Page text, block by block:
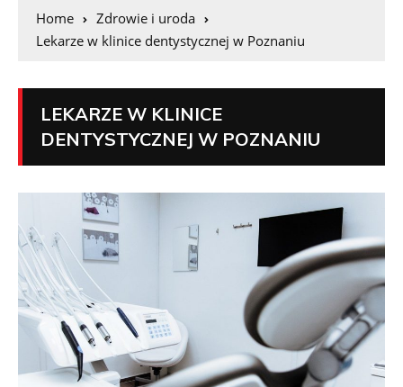
Home
Zdrowie i uroda
Lekarze w klinice dentystycznej w Poznaniu
LEKARZE W KLINICE
DENTYSTYCZNEJ W POZNANIU